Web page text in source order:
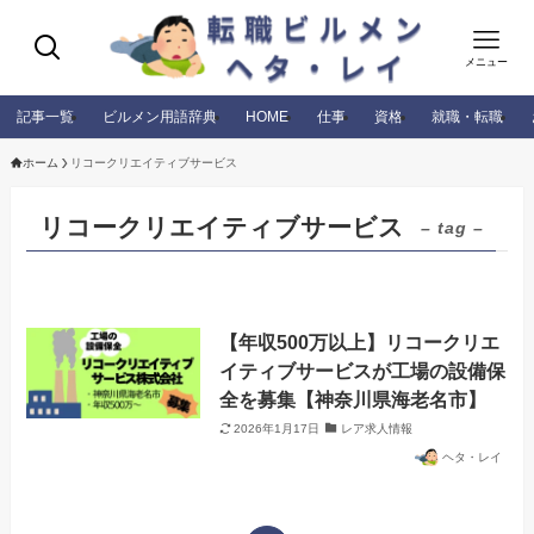
メニュー
記事一覧 ビルメン用語辞典 HOME 仕事 資格 就職・転職
ホーム リコークリエイティブサービス
リコークリエイティブサービス – tag –
【年収500万以上】リコークリエ
イティブサービスが工場の設備保
全を募集【神奈川県海老名市】
2026年1月17日 レア求人情報
ヘタ・レイ